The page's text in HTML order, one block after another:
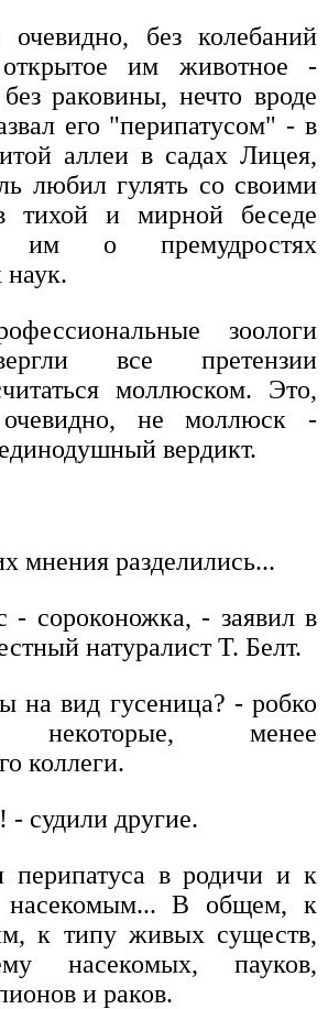
очевидно, без колебаний
им животное -
раковины, нечто вроде
его "перипатусом" - в
аллеи в садах Лицея,
любил гулять со своими
тихой и мирной беседе
им о премудростях
наук.
зоологи
все претензии
моллюском. Это,
очевидно, не моллюск -
вердикт.
мнения разделились...
- сороконожка, - заявил в
натуралист Т. Белт.
на вид гусеница? - робко
некоторые, менее
коллеги.
- судили другие.
перипатуса в родичи и к
В общем, к
к типу живых существ,
насекомых, пауков,
и раков.